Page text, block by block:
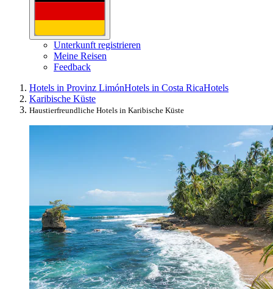
Unterkunft registrieren
Meine Reisen
Feedback
Hotels in Provinz LimónHotels in Costa RicaHotels
Karibische Küste
Haustierfreundliche Hotels in Karibische Küste